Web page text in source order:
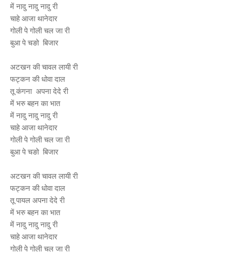
में नादु नादु नादु री
चाहे आजा थानेदार
गोली पे गोली चल जा री
बुआ पे चङो बिजार
अटखन की चावल लायी री
फट्कन की धोवा दाल
तू कंगना अपना देदे री
में भरु बहन का भात
में नादु नादु नादु री
चाहे आजा थानेदार
गोली पे गोली चल जा री
बुआ पे चङो बिजार
अटखन की चावल लायी री
फट्कन की धोवा दाल
तू पायल अपना देदे री
में भरु बहन का भात
में नादु नादु नादु री
चाहे आजा थानेदार
गोली पे गोली चल जा री